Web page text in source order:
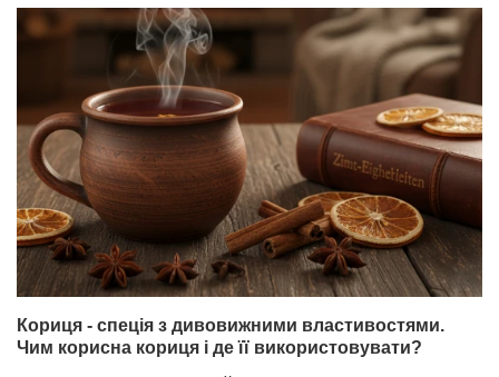
Кориця - спеція з дивовижними властивостями.
Чим корисна кориця і де її використовувати?